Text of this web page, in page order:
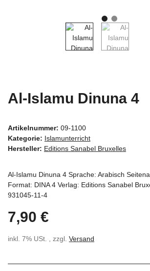
Al-Islamu Dinuna 4
Artikelnummer: 09-1100
Kategorie: Islamunterricht
Hersteller: Editions Sanabel Bruxelles
Al-Islamu Dinuna 4 Sprache: Arabisch
Format: DINA 4 Verlag: Editions Sanabel
931045-11-4
7,90 €
inkl. 7% USt. , zzgl. Versand